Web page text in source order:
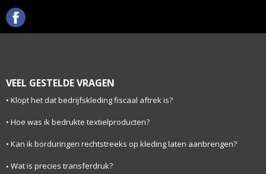
VEEL GESTELDE VRAGEN
Klopt het dat bedrijfskleding fiscaal aftrek is?
Hoe was ik bedrukte textielproducten?
Kan ik borduringen rechtstreeks op kleding laten aanbrengen?
Wat is precies transferdruk?